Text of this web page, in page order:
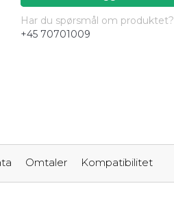
Har du spørsmål om produktet?
+45 70701009
Omtaler Kompatibilitet